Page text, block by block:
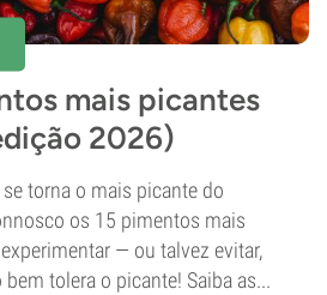
mais picantes
2026)
torna o mais picante do
os 15 pimentos mais
— ou talvez evitar,
tolera o picante! Saiba as...